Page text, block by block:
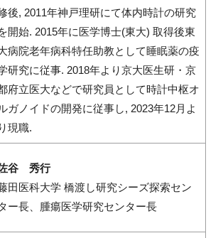
後, 2011年神戸理研にて体内時計の研究
開始. 2015年に医学博士(東大) 取得後東
病院老年病科特任助教として睡眠薬の疫
研究に従事. 2018年より京大医生研・京
府立医大などで研究員として時計中枢オ
ガノイドの開発に従事し, 2023年12月よ
り現職.
谷 秀行
田医科大学 橋渡し研究シーズ探索セン
ー長、腫瘍医学研究センター長